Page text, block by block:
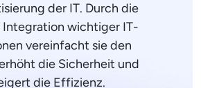
der IT. Durch die
Integration wichtiger IT-
vereinfacht sie den
die Sicherheit und
die Effizienz.